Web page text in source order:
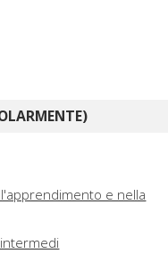
e nella